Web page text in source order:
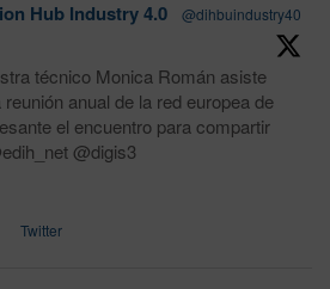
Hub Industry 4.0
@dihbuindustry40
técnico Monica Román asiste
anual de la red europea de
el encuentro para compartir
@digis3
Twitter